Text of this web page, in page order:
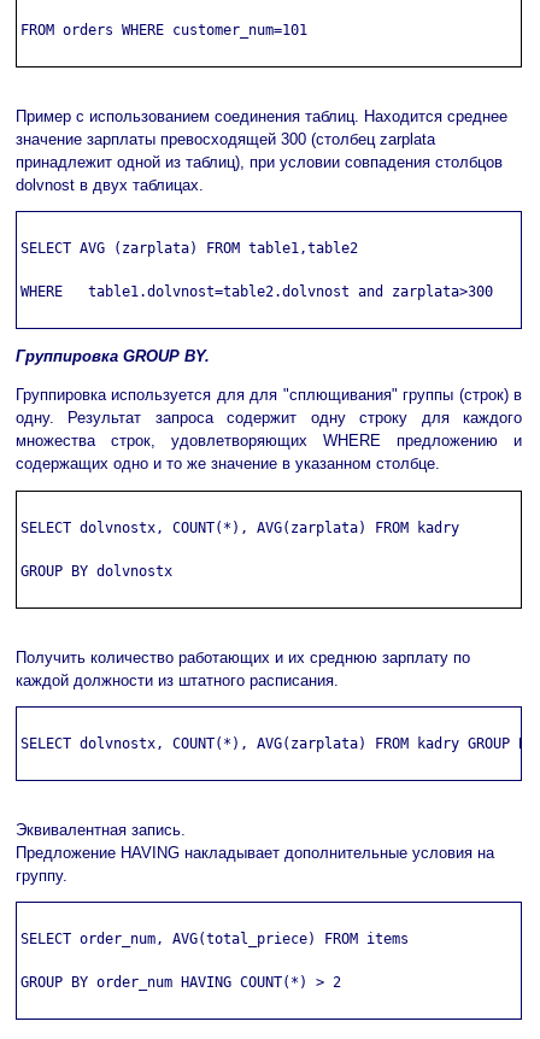
FROM orders WHERE customer_num=101
Пример с использованием соединения таблиц. Находится среднее
значение зарплаты превосходящей 300 (столбец zarplata
принадлежит одной из таблиц), при условии совпадения столбцов
dolvnost в двух таблицах.
SELECT AVG (zarplata) FROM table1,table2
WHERE   table1.dolvnost=table2.dolvnost and zarplata>300
Группировка GROUP BY.
Группировка используется для для "сплющивания" группы (строк) в
одну. Результат запроса содержит одну строку для каждого
множества строк, удовлетворяющих WHERE предложению и
содержащих одно и то же значение в указанном столбце.
SELECT dolvnostx, COUNT(*), AVG(zarplata) FROM kadry
GROUP BY dolvnostx
Получить количество работающих и их среднюю зарплату по
каждой должности из штатного расписания.
SELECT dolvnostx, COUNT(*), AVG(zarplata) FROM kadry GROUP
Эквивалентная запись.
Предложение HAVING накладывает дополнительные условия на
группу.
SELECT order_num, AVG(total_priece) FROM items
GROUP BY order_num HAVING COUNT(*) > 2